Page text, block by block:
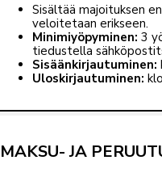
Sisältää majoituksen
veloitetaan erikseen.
Minimiyöpyminen: 3
tiedustella
Sisäänkirjautuminen:
Uloskirjautuminen:
MAKSU- JA